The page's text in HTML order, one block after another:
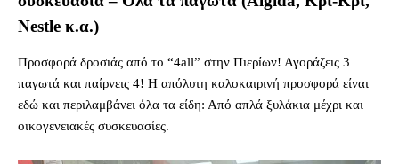
Nestle κ.α.)
Προσφορά δροσιάς από το “4all” στην Πιερίων! Αγοράζεις 3
παγωτά και παίρνεις 4! Η απόλυτη καλοκαιρινή προσφορά είναι
εδώ και περιλαμβάνει όλα τα είδη: Από απλά ξυλάκια μέχρι και
οικογενειακές συσκευασίες.